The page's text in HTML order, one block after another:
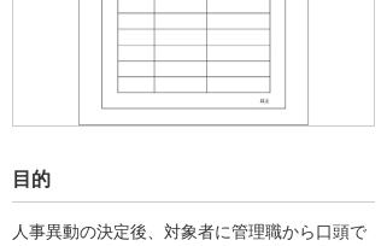
目的
人事異動の決定後、対象者に管理職から口頭で